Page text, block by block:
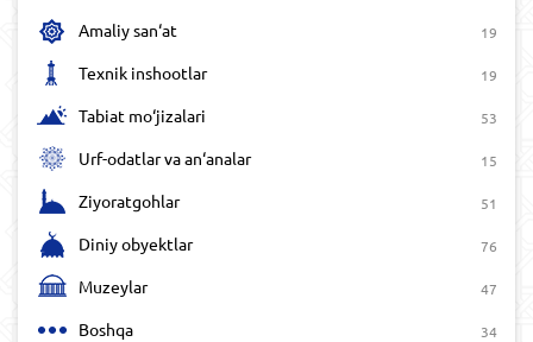
Amaliy san‘at 19
Texnik inshootlar 19
Tabiat mo‘jizalari 53
Urf-odatlar va an‘analar 15
Ziyoratgohlar 51
Diniy obyektlar 76
Muzeylar 47
Boshqa 34